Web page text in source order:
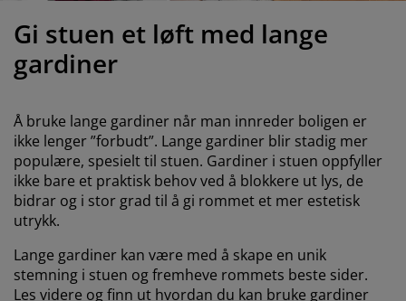
med oppbevaring
og pleie
og tilbehør
og metervarer
og stryk
Gi stuen et løft med lange
gardiner
Å bruke lange gardiner når man innreder boligen er
ikke lenger ”forbudt”. Lange gardiner blir stadig mer
populære, spesielt til stuen. Gardiner i stuen oppfyller
ikke bare et praktisk behov ved å blokkere ut lys, de
bidrar og i stor grad til å gi rommet et mer estetisk
utrykk.
Lange gardiner kan være med å skape en unik
stemning i stuen og fremheve rommets beste sider.
Les videre og finn ut hvordan du kan bruke gardiner